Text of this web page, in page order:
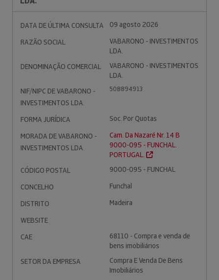
DATA DE ÚLTIMA CONSULTA
09 agosto 2026
RAZÃO SOCIAL
VABARONO - INVESTIMENTOS
LDA.
DENOMINAÇÃO COMERCIAL
VABARONO - INVESTIMENTOS
LDA.
NIF/NIPC DE VABARONO -
INVESTIMENTOS LDA.
508894913
FORMA JURÍDICA
Soc. Por Quotas
MORADA DE VABARONO -
INVESTIMENTOS LDA.
Cam. Da Nazaré Nr. 14 B
9000-095 - FUNCHAL.
PORTUGAL.
CÓDIGO POSTAL
9000-095 - FUNCHAL
CONCELHO
Funchal
DISTRITO
Madeira
WEBSITE
CAE
68110 - Compra e venda de
bens imobiliários
SETOR DA EMPRESA
Compra E Venda De Bens
Imobiliários